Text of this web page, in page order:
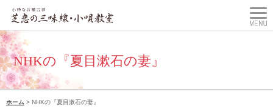
NHKの『夏目漱石の妻』
ホーム > NHKの『夏目漱石の妻』